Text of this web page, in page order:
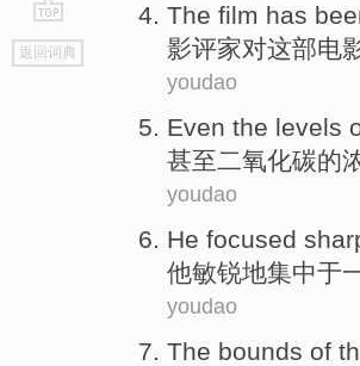
go
top
返回词典
The film has
影评家对这部电
youdao
Even the levels
甚至二氧化碳的
youdao
He focused
他敏锐地集中于
youdao
The bounds of